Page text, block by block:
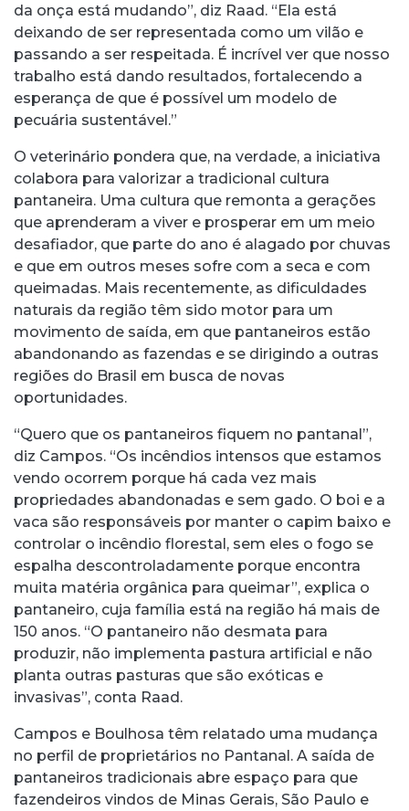
da onça está mudando”, diz Raad. “Ela está
deixando de ser representada como um vilão e
passando a ser respeitada. É incrível ver que nosso
trabalho está dando resultados, fortalecendo a
esperança de que é possível um modelo de
pecuária sustentável.”
O veterinário pondera que, na verdade, a iniciativa
colabora para valorizar a tradicional cultura
pantaneira. Uma cultura que remonta a gerações
que aprenderam a viver e prosperar em um meio
desafiador, que parte do ano é alagado por chuvas
e que em outros meses sofre com a seca e com
queimadas. Mais recentemente, as dificuldades
naturais da região têm sido motor para um
movimento de saída, em que pantaneiros estão
abandonando as fazendas e se dirigindo a outras
regiões do Brasil em busca de novas
oportunidades.
“Quero que os pantaneiros fiquem no pantanal”,
diz Campos. “Os incêndios intensos que estamos
vendo ocorrem porque há cada vez mais
propriedades abandonadas e sem gado. O boi e a
vaca são responsáveis por manter o capim baixo e
controlar o incêndio florestal, sem eles o fogo se
espalha descontroladamente porque encontra
muita matéria orgânica para queimar”, explica o
pantaneiro, cuja família está na região há mais de
150 anos. “O pantaneiro não desmata para
produzir, não implementa pastura artificial e não
planta outras pasturas que são exóticas e
invasivas”, conta Raad.
Campos e Boulhosa têm relatado uma mudança
no perfil de proprietários no Pantanal. A saída de
pantaneiros tradicionais abre espaço para que
fazendeiros vindos de Minas Gerais, São Paulo e